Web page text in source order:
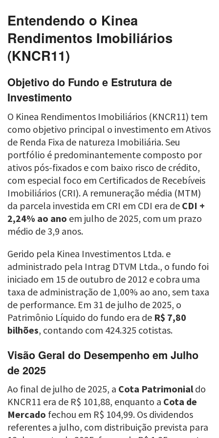
Entendendo o Kinea
Rendimentos Imobiliários
(KNCR11)
Objetivo do Fundo e Estrutura de
Investimento
O Kinea Rendimentos Imobiliários (KNCR11) tem
como objetivo principal o investimento em Ativos
de Renda Fixa de natureza Imobiliária. Seu
portfólio é predominantemente composto por
ativos pós-fixados e com baixo risco de crédito,
com especial foco em Certificados de Recebíveis
Imobiliários (CRI). A remuneração média (MTM)
da parcela investida em CRI em CDI era de CDI +
2,24% ao ano em julho de 2025, com um prazo
médio de 3,9 anos.
Gerido pela Kinea Investimentos Ltda. e
administrado pela Intrag DTVM Ltda., o fundo foi
iniciado em 15 de outubro de 2012 e cobra uma
taxa de administração de 1,00% ao ano, sem taxa
de performance. Em 31 de julho de 2025, o
Patrimônio Líquido do fundo era de R$ 7,80
bilhões, contando com 424.325 cotistas.
Visão Geral do Desempenho em Julho
de 2025
Ao final de julho de 2025, a Cota Patrimonialdo
KNCR11 era de R$ 101,88, enquanto a Cota de
Mercado fechou em R$ 104,99. Os dividendos
referentes a julho, com distribuição prevista para